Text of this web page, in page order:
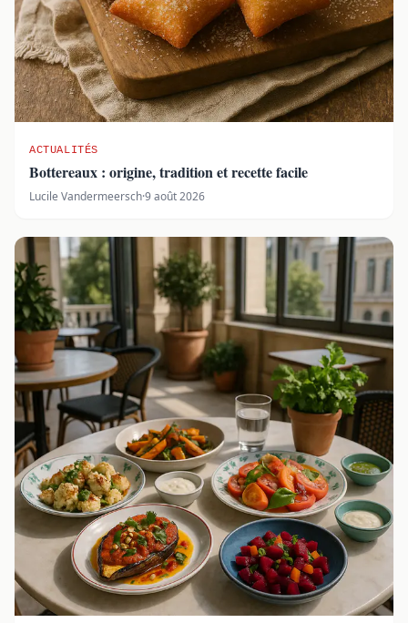
ACTUALITÉS
Bottereaux : origine, tradition et recette facile
Lucile Vandermeersch·9 août 2026